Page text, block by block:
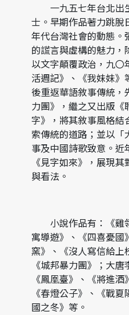
一九五七年台北出
士。早期作品著力跳脫
年代台灣社會的動態。
的謊言與虛構的魅力
以文字顛覆政治，九
活週記》、《我妹妹》
後重返華語敘事傳統，
力團》，繼之又出版
字》，將其敘事風格結
索傳統的道路；並以「
事及中國詩歌致意。近
《見字如來》，展現
與看法。
小說作品有：《雞
寓導遊》、《四喜憂國
窯》、《沒人寫信給上
《城邦暴力團》；大
《鳳凰臺》、《將進
《春燈公子》、《戰
國之冬》等。